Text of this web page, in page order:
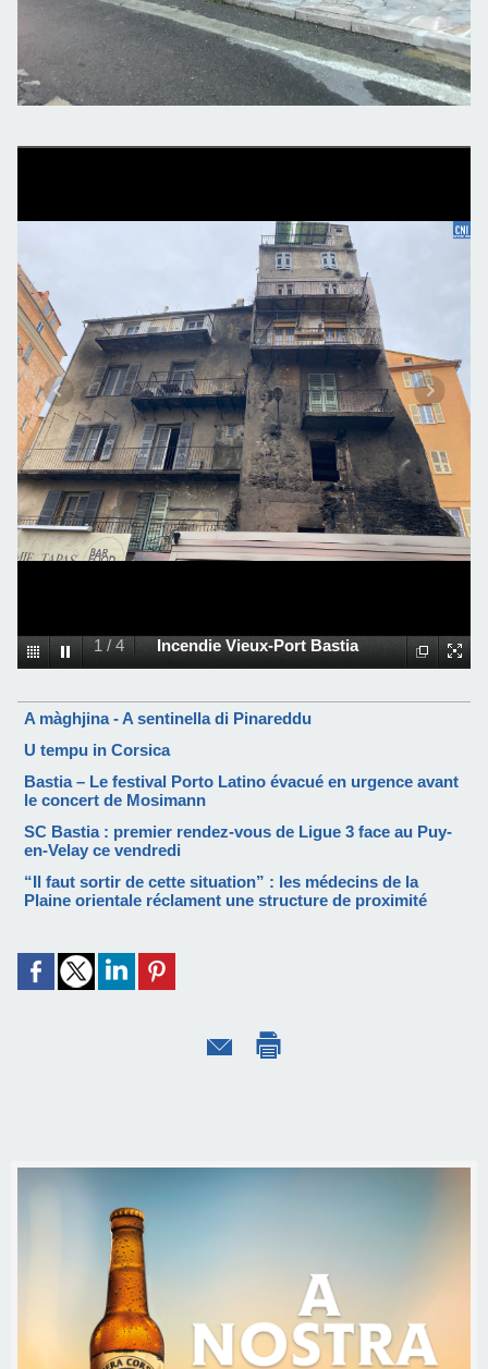
1 /4 Incendie Vieux-Port Bastia
A màghjina - A sentinella di Pinareddu
U tempu in Corsica
Bastia – Le festival Porto Latino évacué en urgence avant
le concert de Mosimann
SC Bastia : premier rendez-vous de Ligue 3 face au Puy-
en-Velay ce vendredi
“Il faut sortir de cette situation” : les médecins de la
Plaine orientale réclament une structure de proximité